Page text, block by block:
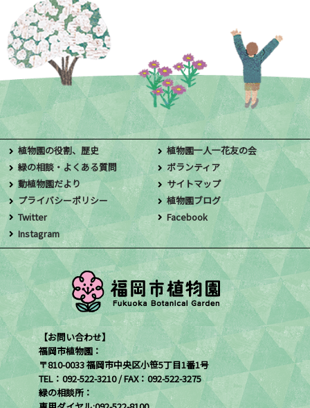
植物園の役割、歴史
植物園一人一花友の会
緑の相談・よくある質問
ボランティア
動植物園だより
サイトマップ
プライバシーポリシー
植物園ブログ
Twitter
Facebook
Instagram
【お問い合わせ】
福岡市植物園：
〒810-0033 福岡市中央区小笹5丁目1番1号
TEL：092-522-3210 / FAX：092-522-3275
緑の相談所：